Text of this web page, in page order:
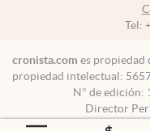
Tel:
cronista.com es propiedad
propiedad intelectual:
N° de edición:
Director